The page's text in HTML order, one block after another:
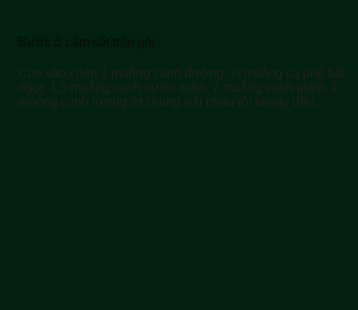
Bước 3 Làm sốt trộn gỏi
Cho vào chén 1 muỗng canh đường, ¼ muỗng cà phê bột
ngọt, 1,5 muỗng canh nước mắm, 2 muỗng canh giấm, 1
muỗng canh tương ớt chung với nhau rồi khuấy đều.